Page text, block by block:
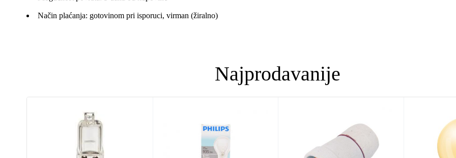
Način plaćanja: gotovinom pri isporuci, virman (žiralno)
Najprodavanije